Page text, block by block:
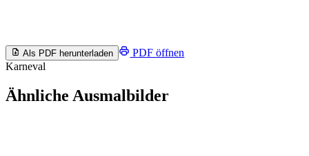
Als PDF herunterladen
PDF öffnen
Karneval
Ähnliche Ausmalbilder